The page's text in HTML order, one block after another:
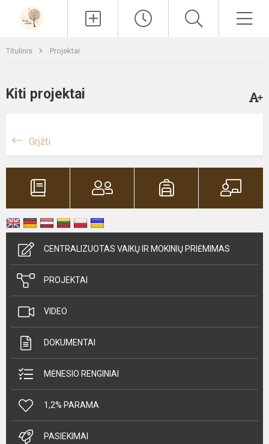
Titulinis Projektai
Kiti projektai
Grįžti
CENTRALIZUOTAS VAIKŲ IR MOKINIŲ PRIĖMIMAS
PROJEKTAI
VIDEO
DOKUMENTAI
MĖNESIO RENGINIAI
1,2% PARAMA
PASIEKIMAI